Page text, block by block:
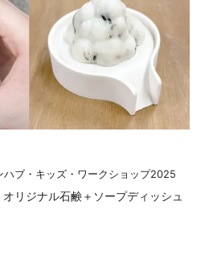
ブ・キッズ・ワークショップ2025
リジナル石鹸＋ソープディッシュ